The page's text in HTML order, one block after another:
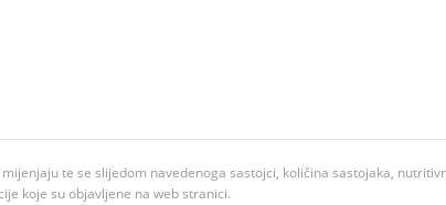
te se slijedom navedenoga sastojci, količina sastojaka,
koje su objavljene na web stranici.